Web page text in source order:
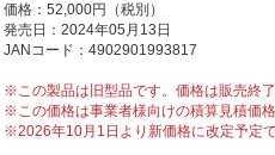
価格：52,000円（税別）
発売日：2024年05月13日
JANコード：4902901993817
※この製品は旧型品です。価格は販売終
※この価格は事業者様向けの積算見積価
※2026年10月1日より新価格に改定予定